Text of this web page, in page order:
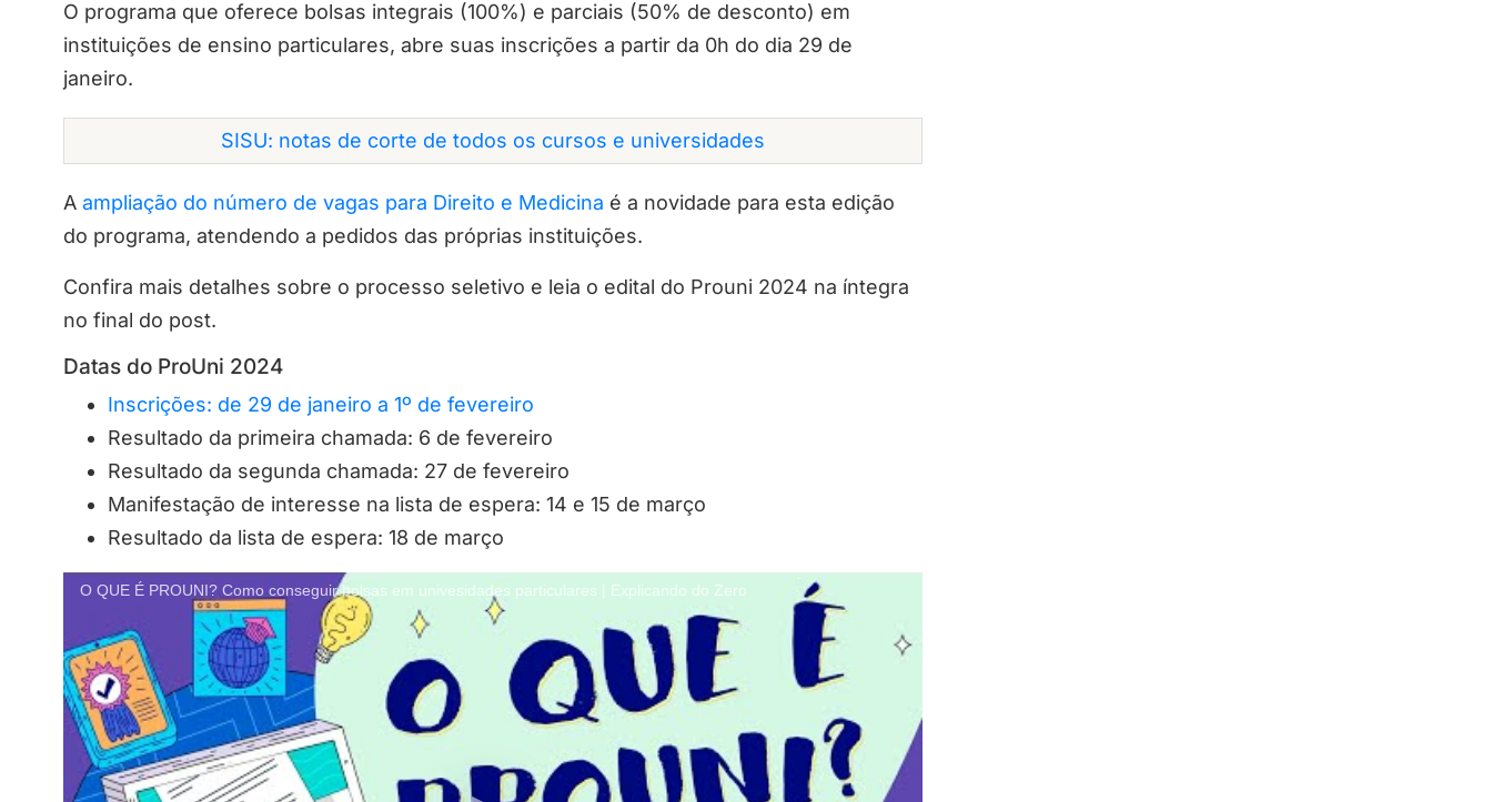
O programa que oferece bolsas integrais (100%) e parciais (50% de desconto) em
instituições de ensino particulares, abre suas inscrições a partir da 0h do dia 29 de
janeiro.
SISU: notas de corte de todos os cursos e universidades
A ampliação do número de vagas para Direito e Medicina é a novidade para esta edição
do programa, atendendo a pedidos das próprias instituições.
Confira mais detalhes sobre o processo seletivo e leia o edital do Prouni 2024 na íntegra
no final do post.
Datas do ProUni 2024
Inscrições: de 29 de janeiro a 1º de fevereiro
Resultado da primeira chamada: 6 de fevereiro
Resultado da segunda chamada: 27 de fevereiro
Manifestação de interesse na lista de espera: 14 e 15 de março
Resultado da lista de espera: 18 de março
O QUE É PROUNI? Como conseguir bolsas em univesidades particulares | Explicando do Zero